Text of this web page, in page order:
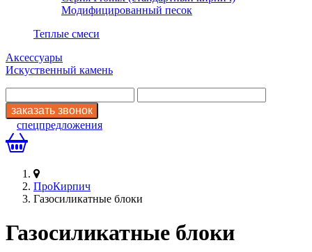
Модифицированный песок
Теплые смеси
Аксессуары
Искуственный камень
спецпредложения
ПроКирпич
Газосиликатные блоки
Газосиликатные блоки